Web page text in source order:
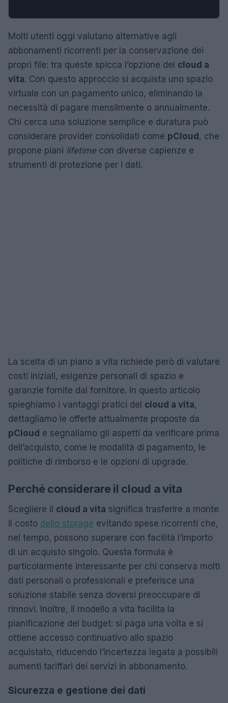
Molti utenti oggi valutano alternative agli
abbonamenti ricorrenti per la conservazione dei
propri file: tra queste spicca l’opzione del cloud a
vita. Con questo approccio si acquista uno spazio
virtuale con un pagamento unico, eliminando la
necessità di pagare mensilmente o annualmente.
Chi cerca una soluzione semplice e duratura può
considerare provider consolidati come pCloud, che
propone piani lifetimecon diverse capienze e
strumenti di protezione per i dati.
La scelta di un piano a vita richiede però di valutare
costi iniziali, esigenze personali di spazio e
garanzie fornite dal fornitore. In questo articolo
spieghiamo i vantaggi pratici del cloud a vita,
dettagliamo le offerte attualmente proposte da
pCloud e segnaliamo gli aspetti da verificare prima
dell’acquisto, come le modalità di pagamento, le
politiche di rimborso e le opzioni di upgrade.
Perché considerare il cloud a vita
Scegliere il cloud a vita significa trasferire a monte
il costo dello storage evitando spese ricorrenti che,
nel tempo, possono superare con facilità l’importo
di un acquisto singolo. Questa formula è
particolarmente interessante per chi conserva molti
dati personali o professionali e preferisce una
soluzione stabile senza doversi preoccupare di
rinnovi. Inoltre, il modello a vita facilita la
pianificazione del budget: si paga una volta e si
ottiene accesso continuativo allo spazio
acquistato, riducendo l’incertezza legata a possibili
aumenti tariffari dei servizi in abbonamento.
Sicurezza e gestione dei dati